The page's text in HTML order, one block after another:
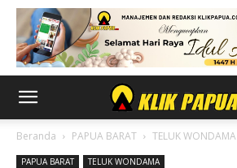
Beranda PAPUA BARAT TELUK WONDAMA
PAPUA BARAT TELUK WONDAMA